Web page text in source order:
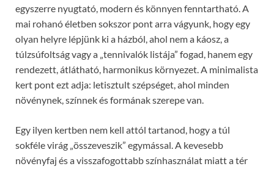
egyszerre nyugtató, modern és könnyen fenntartható. A
mai rohanó életben sokszor pont arra vágyunk, hogy egy
olyan helyre lépjünk ki a házból, ahol nem a káosz, a
túlzsúfoltság vagy a „tennivalók listája” fogad, hanem egy
rendezett, átlátható, harmonikus környezet. A minimalista
kert pont ezt adja: letisztult szépséget, ahol minden
növénynek, színnek és formának szerepe van.
Egy ilyen kertben nem kell attól tartanod, hogy a túl
sokféle virág „összeveszik” egymással. A kevesebb
növényfaj és a visszafogottabb színhasználat miatt a tér